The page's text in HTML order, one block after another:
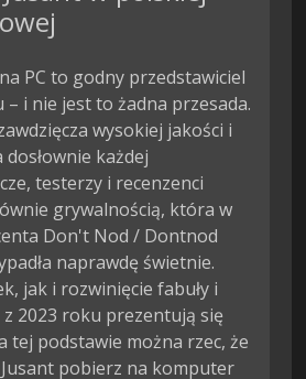
PC to godny przedstawiciel
i nie jest to żadna przesada.
wysokiej jakości i
każdej
testerzy i recenzenci
grywalnością, która w
Don't Nod / Dontnod
naprawdę świetnie.
jak i rozwinięcie fabuły i
2023 roku prezentują się
tej podstawie można rzec, że
pobierz na komputer